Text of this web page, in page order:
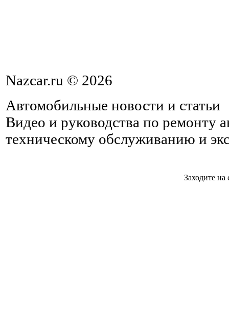
Nazcar.ru © 2026
Автомобильные новости и статьи
Видео и руководства по ремонту
техническому обслуживанию и
Заходите на